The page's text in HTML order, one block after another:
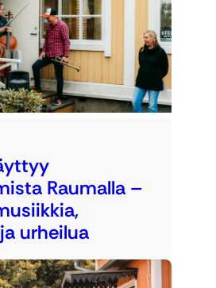
Raumalla –
urheilua